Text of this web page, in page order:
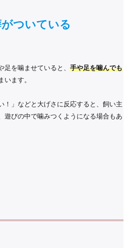
ついている
を噛ませていると、 手や足を噛んでも
います。
！」などと大げさに反応すると、飼い主
遊びの中で噛みつくようになる場合もあ